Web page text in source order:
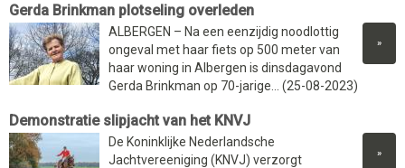
Gerda Brinkman plotseling overleden
»
ALBERGEN – Na een eenzijdig noodlottig
ongeval met haar fiets op 500 meter van
haar woning in Albergen is dinsdagavond
Gerda Brinkman op 70-jarige... (25-08-2023)
Demonstratie slipjacht van het KNVJ
»
De Koninklijke Nederlandsche
Jachtvereeniging (KNVJ) verzorgt